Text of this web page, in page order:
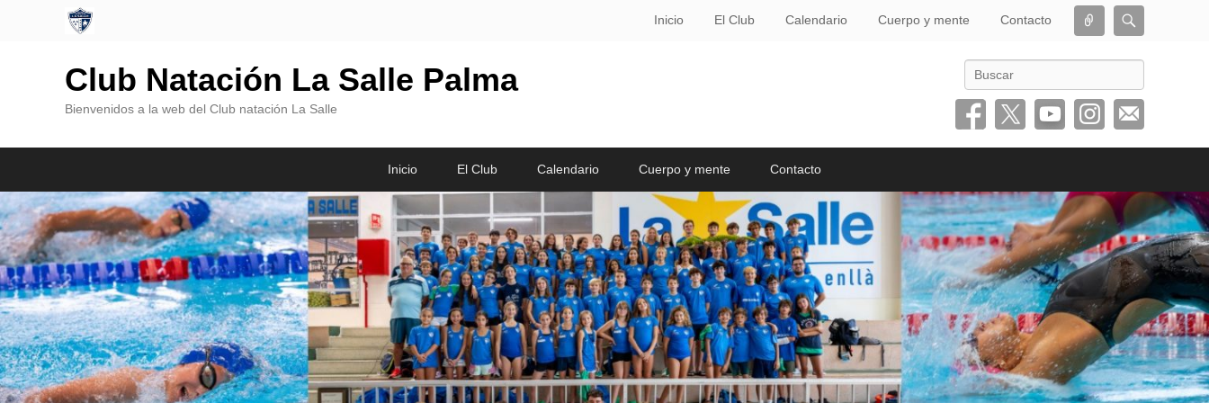
Conectar
Inicio El Club Calendario Cuerpo y mente Contacto
Club Natación La Salle Palma
Bienvenidos a la web del Club natación La Salle
Buscar
contenido
principal
contenido
secundario
Inicio El Club Calendario Cuerpo y mente Contacto